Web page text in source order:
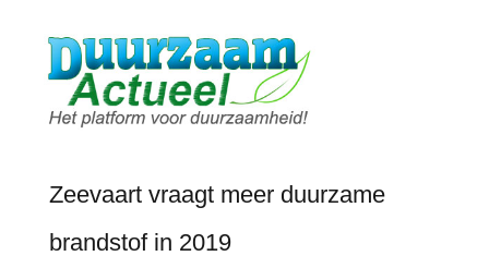
Zeevaart vraagt meer duurzame
brandstof in 2019